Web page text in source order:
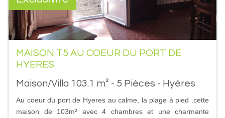
MAISON T5 AU COEUR DU PORT DE
HYERES
Maison/Villa 103.1 m² - 5 Pièces - Hyères
Au coeur du port de Hyeres au calme, la plage à pied .cette
maison de 103m² avec 4 chambres et une charmante